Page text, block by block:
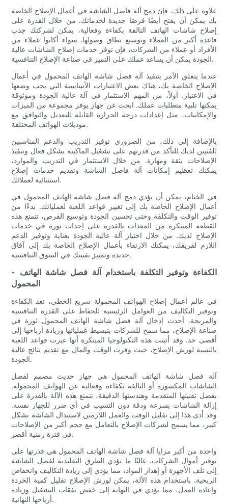
علاوة على ذلك، فإن دمج آلة فاصل الشاشة في أعمال الإصلاح الخاصة
بك يمكن أن يفتح أيضًا فرصًا جديدة لخدماتك. من خلال القدرة على
إصلاح شاشات الهاتف التالفة بكفاءة وفعالية، يمكن لشركتك جذب
قاعدة أكبر من العملاء وتوسيع نطاق وصولها. سواء أكانوا عملاء من
الأفراد أو عملاء من الشركات، فإن توفر خدمات إصلاح الشاشات عالية
الجودة يمكن أن يساعد عملك على التميز في صناعة الإصلاح التنافسية.
عندما يتعلق الأمر بتنفيذ آلة فصل شاشة الهاتف المحمول في أعمال
الإصلاح الخاصة بك، هناك بعض الاعتبارات الأساسية التي يجب وضعها
في الاعتبار. أولاً، من المهم الاستثمار في آلة عالية الجودة وموثوقة
يمكنها تلبية متطلبات عملك. ابحث عن جهاز يوفر مجموعة من الميزات
والإمكانيات، مثل إعدادات درجة الحرارة القابلة للتعديل والتوافق مع
موديلات الهواتف المختلفة.
بالإضافة إلى ذلك، من الضروري توفير التدريب والدعم المناسبين
للفنيين لديك للتأكد من قدرتهم على تشغيل الماكينة بشكل فعال وتنفيذ
الإصلاحات بثقة ومهارة. من خلال الاستثمار في التدريب والموارد،
يمكنك تعظيم إمكانات آلة فاصل الشاشة وتقديم خدمات إصلاح
استثنائية لعملائك.
في الختام، يمكن أن يؤدي دمج آلة فصل شاشة الهاتف المحمول في
أعمال الإصلاح الخاصة بك إلى تغيير قواعد اللعبة لعملياتك. بدءًا من
توفير الوقت والتكلفة وحتى تحسين الجودة وتوسيع الفرص، تتمتع هذه
القطعة المبتكرة من المعدات بالقدرة على إحداث ثورة في خدمات
الإصلاح لديك. من خلال اختيار آلة عالية الجودة بعناية وتوفير الدعم
اللازم لفريقك، يمكنك الارتقاء بأعمال الإصلاح الخاصة بك إلى آفاق
جديدة وتمييز نفسك في السوق التنافسية.
- الكفاءة وتوفير التكلفة باستخدام آلة فصل شاشة الهاتف
المحمول
في عالم أعمال إصلاح الهواتف المحمولة سريع الخطى، تعد الكفاءة
وتوفير التكاليف من العوامل الرئيسية للحفاظ على القدرة التنافسية
والمربحة. أحدث إدخال آلة فصل شاشة الهاتف المحمول ثورة في
صناعة الإصلاح، مما سمح للشركات بتبسيط عملياتها وزيادة أرباحها إلى
أقصى حد. وقد أثبتت هذه التكنولوجيا المبتكرة أنها غيرت قواعد اللعبة
بالنسبة لورش الإصلاح، حيث وفرت الوقت والمال مع تقديم نتائج عالية
الجودة.
آلة فصل شاشة الهاتف المحمول هي جهاز حديث مصمم لفصل
الشاشات المكسورة أو التالفة بكفاءة وفعالية عن الهواتف المحمولة.
بفضل تقنيتها المتقدمة وهندستها الدقيقة، تتمتع هذه الآلة بالقدرة على
إزالة الشاشات بسرعة ودقة دون التسبب في أي ضرر للجهاز نفسه.
وقد أدى هذا إلى تقليل الوقت والعمل اللازمين لاستبدال الشاشة بشكل
كبير، مما يسمح لشركات الإصلاح بالتعامل مع حجم أكبر من الإصلاحات
في فترة زمنية أقصر.
واحدة من أكبر مزايا آلة فصل شاشة الهاتف المحمول هي قدرتها على
توفير أموال الشركات. غالبًا ما تؤدي الطرق التقليدية لفصل الشاشة
إلى تلف الأجهزة أو إهدار المواد، مما يؤدي إلى زيادة التكاليف وانخفاض
الربحية. باستخدام هذه الآلة، يمكن لورش الإصلاح تقليل كمية الخردة
وإعادة العمل، مما يؤدي في النهاية إلى خفض نفقات التشغيل وزيادة
أرباحها النهائية.